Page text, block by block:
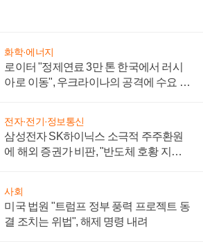
화학·에너지
로이터 "정제연료 3만 톤 한국에서 러시
아로 이동", 우크라이나의 공격에 수요 늘
전자·전기·정보통신
삼성전자 SK하이닉스 소극적 주주환원
에 해외 증권가 비판, "반도체 호황 지속
사회
미국 법원 "트럼프 정부 풍력 프로젝트 동
결 조치는 위법", 해제 명령 내려